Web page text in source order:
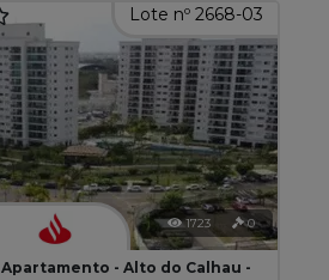
Lote nº 2668-03
1723 0
Apartamento - Alto do Calhau -